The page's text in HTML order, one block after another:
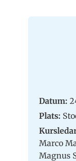
Datum:
Plats:
Marco
Magnus